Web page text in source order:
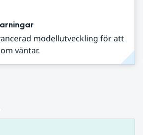
modellutveckling för att
väntar.